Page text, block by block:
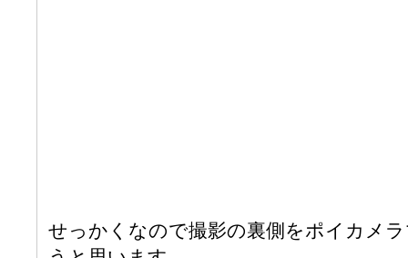
せっかくなので撮影の裏側をポイカメ